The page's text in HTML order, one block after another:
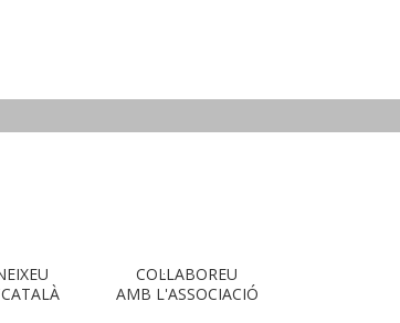
COL·LABOREU
AMB L'ASSOCIACIÓ